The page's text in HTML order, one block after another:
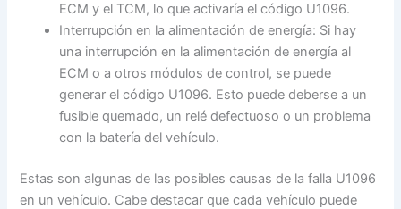
ECM y el TCM, lo que activaría el código U1096.
Interrupción en la alimentación de energía: Si hay
una interrupción en la alimentación de energía al
ECM o a otros módulos de control, se puede
generar el código U1096. Esto puede deberse a un
fusible quemado, un relé defectuoso o un problema
con la batería del vehículo.
Estas son algunas de las posibles causas de la falla U1096
en un vehículo. Cabe destacar que cada vehículo puede